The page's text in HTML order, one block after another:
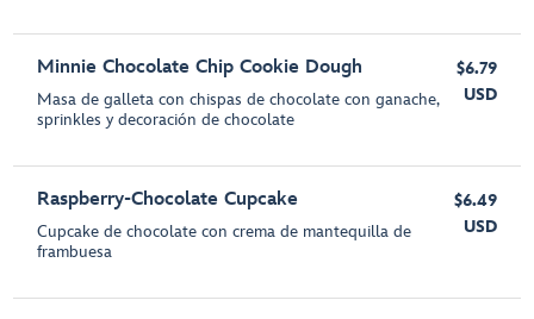
Minnie Chocolate Chip Cookie Dough
Masa de galleta con chispas de chocolate con ganache,
sprinkles y decoración de chocolate
$6.79
USD
Raspberry-Chocolate Cupcake
Cupcake de chocolate con crema de mantequilla de
frambuesa
$6.49
USD